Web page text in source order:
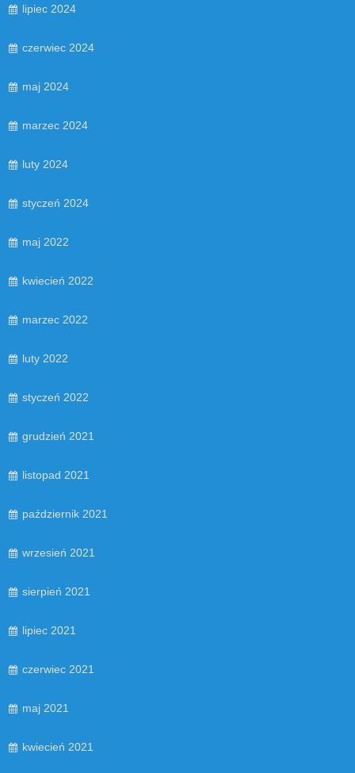
lipiec 2024
czerwiec 2024
maj 2024
marzec 2024
luty 2024
styczeń 2024
maj 2022
kwiecień 2022
marzec 2022
luty 2022
styczeń 2022
grudzień 2021
listopad 2021
październik 2021
wrzesień 2021
sierpień 2021
lipiec 2021
czerwiec 2021
maj 2021
kwiecień 2021